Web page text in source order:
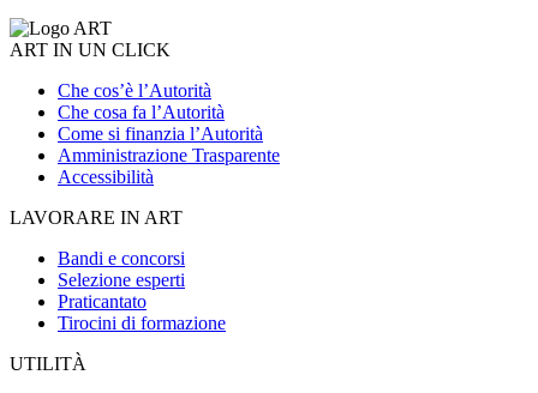
ART IN UN CLICK
Che cos’è l’Autorità
Che cosa fa l’Autorità
Come si finanzia l’Autorità
Amministrazione Trasparente
Accessibilità
LAVORARE IN ART
Bandi e concorsi
Selezione esperti
Praticantato
Tirocini di formazione
UTILITÀ